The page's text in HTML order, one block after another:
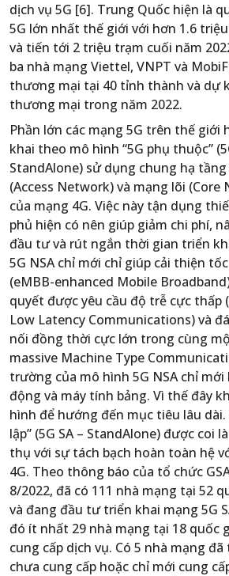
dịch vụ 5G [6]. Trung Quốc hiện là
5G lớn nhất thế giới với hơn 1.6
và tiến tới 2 triệu trạm cuối năm
ba nhà mạng Viettel, VNPT và
thương mại tại 40 tỉnh thành và dự
thương mại trong năm 2022.
Phần lớn các mạng 5G trên thế giới
khai theo mô hình “5G phụ thuộc”
StandAlone) sử dụng chung hạ
(Access Network) và mạng lõi (Core
của mạng 4G. Việc này tận dụng
phủ hiện có nên giúp giảm chi phí,
đầu tư và rút ngắn thời gian triển
5G NSA chỉ mới chỉ giúp cải thiện
(eMBB-enhanced Mobile
quyết được yêu cầu độ trễ cực thấp
Low Latency Communications) và
nối đồng thời cực lớn trong cùng
massive Machine Type
trường của mô hình 5G NSA chỉ
động và máy tính bảng. Vì thế đây
hình để hướng đến mục tiêu lâu dài.
lập” (5G SA – StandAlone) được coi
thụ với sự tách bạch hoàn toàn hệ
4G. Theo thông báo của tổ chức
8/2022, đã có 111 nhà mạng tại 52
và đang đầu tư triển khai mạng 5G
đó ít nhất 29 nhà mạng tại 18 quốc
cung cấp dịch vụ. Có 5 nhà mạng
chưa cung cấp hoặc chỉ mới cung